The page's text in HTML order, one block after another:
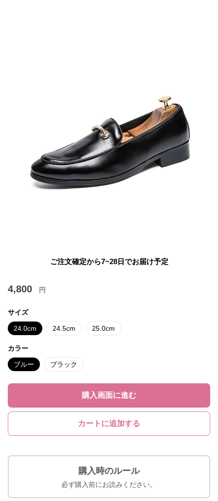
ご注文確定から7~28日でお届け予定
4,800 円
サイズ
24.0cm 24.5cm 25.0cm
カラー
ブルー ブラック
購入画面に進む
カートに追加する
購入時のルール
必ず購入前にお読みください。